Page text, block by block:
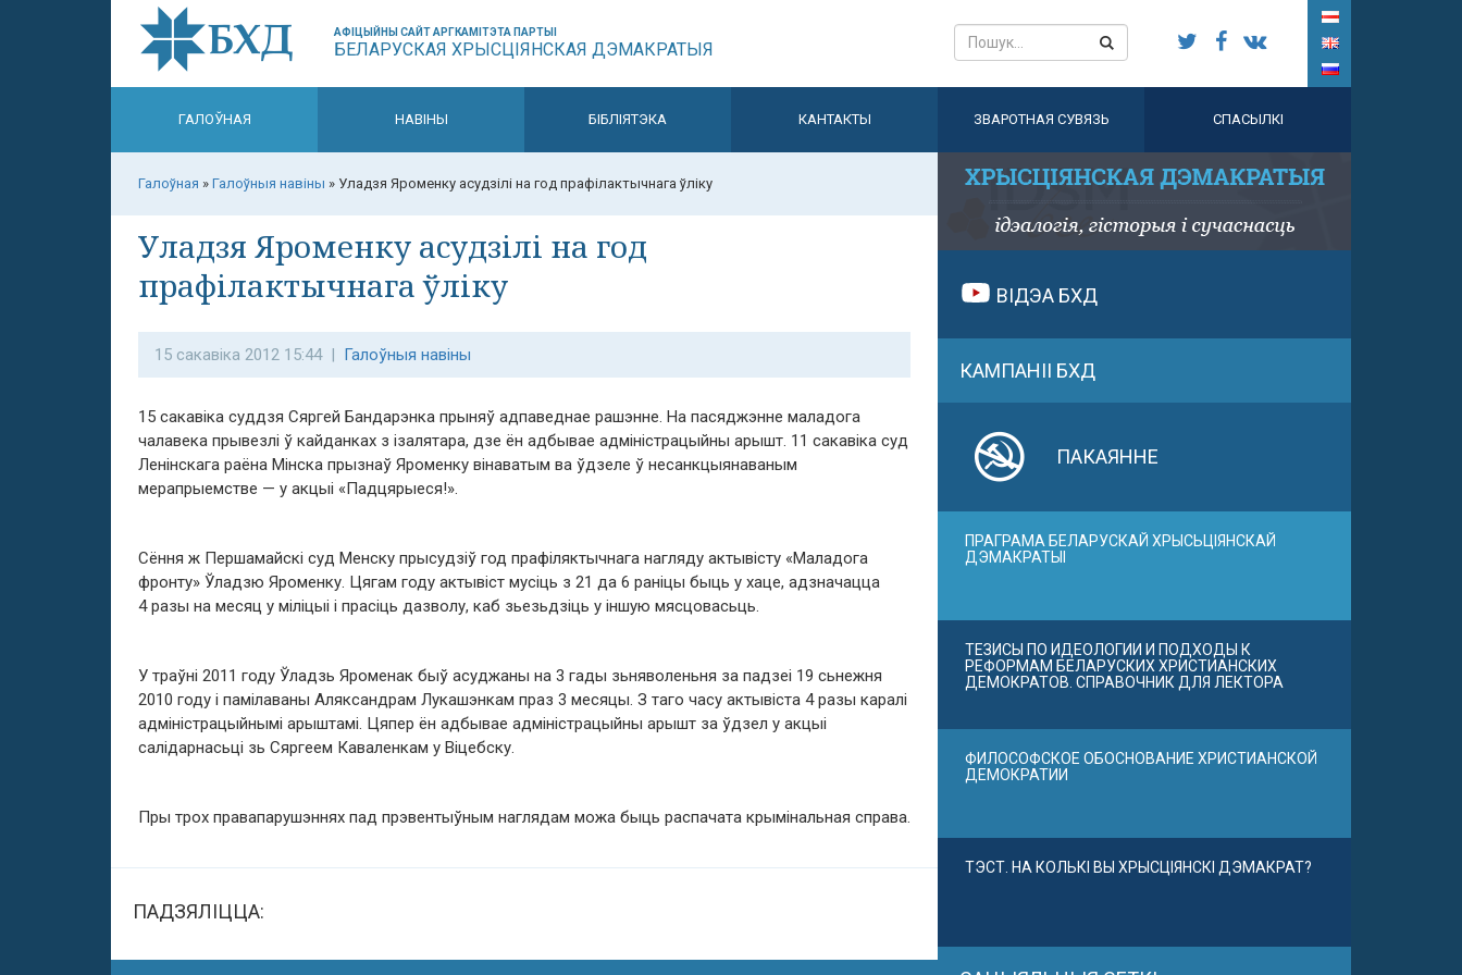
АФІЦЫЙНЫ САЙТ АРГКАМІТЭТА ПАРТЫІ
БЕЛАРУСКАЯ ХРЫСЦІЯНСКАЯ ДЭМАКРАТЫЯ
ГАЛОЎНАЯ НАВІНЫ БІБЛІЯТЭКА КАНТАКТЫ ЗВАРОТНАЯ СУВЯЗЬ СПАСЫЛКІ
Галоўная » Галоўныя навіны » Уладзя Яроменку асудзілі на год прафілактычнага ўліку
Уладзя Яроменку асудзілі на год
прафілактычнага ўліку
15 сакавіка 2012 15:44 | Галоўныя навіны
15 сакавіка суддзя Сяргей Бандарэнка прыняў адпаведнае рашэнне. На пасяджэнне маладога
чалавека прывезлі ў кайданках з ізалятара, дзе ён адбывае адміністрацыйны арышт. 11 сакавіка суд
Ленінскага раёна Мінска прызнаў Яроменку вінаватым ва ўдзеле ў несанкцыянаваным
мерапрыемстве — у акцыі «Падцярыеся!».
Сёння ж Першамайскі суд Менску прысудзіў год прафіляктычнага нагляду актывісту «Маладога
фронту» Ўладзю Яроменку. Цягам году актывіст мусіць з 21 да 6 раніцы быць у хаце, адзначацца
4 разы на месяц у міліцыі і прасіць дазволу, каб зьезьдзіць у іншую мясцовасьць.
У траўні 2011 году Ўладзь Яроменак быў асуджаны на 3 гады зьняволеньня за падзеі 19 сьнежня
2010 году і памілаваны Аляксандрам Лукашэнкам праз 3 месяцы. З таго часу актывіста 4 разы каралі
адміністрацыйнымі арыштамі. Цяпер ён адбывае адміністрацыйны арышт за ўдзел у акцыі
салідарнасьці зь Сяргеем Каваленкам у Віцебску.
Пры трох правапарушэннях пад прэвентыўным наглядам можа быць распачата крымінальная справа.
ПАДЗЯЛІЦЦА:
ВІДЭА БХД
КАМПАНІІ БХД
ПАКАЯННЕ
ПРАГРАМА БЕЛАРУСКАЙ ХРЫСЬЦІЯНСКАЙ
ДЭМАКРАТЫІ
ТЕЗИСЫ ПО ИДЕОЛОГИИ И ПОДХОДЫ К
РЕФОРМАМ БЕЛАРУСКИХ ХРИСТИАНСКИХ
ДЕМОКРАТОВ. СПРАВОЧНИК ДЛЯ ЛЕКТОРА
ФИЛОСОФСКОЕ ОБОСНОВАНИЕ ХРИСТИАНСКОЙ
ДЕМОКРАТИИ
ТЭСТ. НА КОЛЬКІ ВЫ ХРЫСЦІЯНСКІ ДЭМАКРАТ?